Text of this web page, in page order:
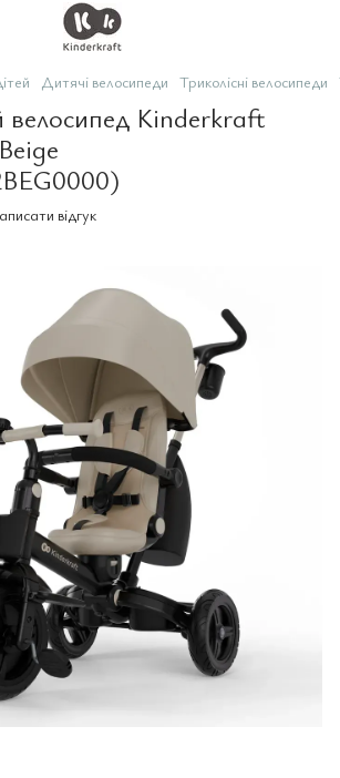
Дитячі велосипеди Триколісні велосипеди
велосипед Kinderkraft
відгук